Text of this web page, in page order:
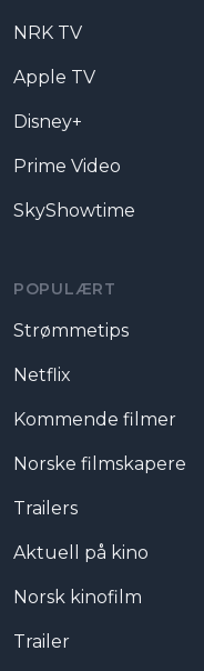
NRK TV
Apple TV
Disney+
Prime Video
SkyShowtime
POPULÆRT
Strømmetips
Netflix
Kommende filmer
Norske filmskapere
Trailers
Aktuell på kino
Norsk kinofilm
Trailer